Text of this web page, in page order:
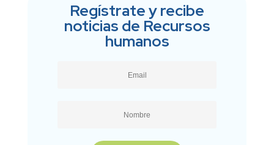
Regístrate y recibe
noticias de Recursos
humanos